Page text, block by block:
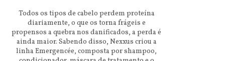
Todos os tipos de cabelo perdem proteína
diariamente, o que os torna frágeis e
propensos a quebra nos danificados, a perda é
ainda maior. Sabendo disso, Nexxus criou a
linha Emergencée, composta por shampoo,